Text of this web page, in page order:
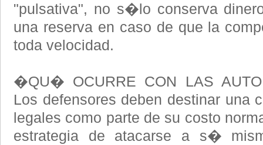
"pulsativa", no s�lo conserva
una reserva en caso de que la
toda velocidad.
�QU� OCURRE CON LAS
Los defensores deben destinar una
legales como parte de su costo
estrategia de atacarse a s�